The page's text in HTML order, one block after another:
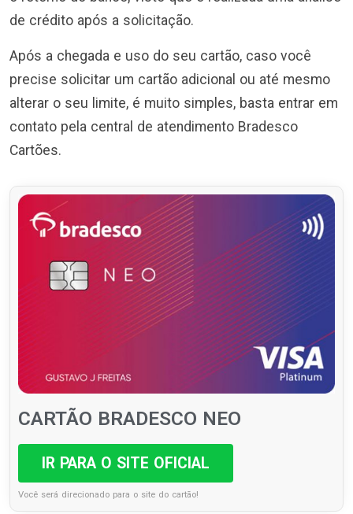
de crédito após a solicitação.
Após a chegada e uso do seu cartão, caso você
precise solicitar um cartão adicional ou até mesmo
alterar o seu limite, é muito simples, basta entrar em
contato pela central de atendimento Bradesco
Cartões.
CARTÃO BRADESCO NEO
IR PARA O SITE OFICIAL
Você será direcionado para o site do cartão!